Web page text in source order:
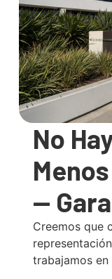
No
—
Creemos que
trabajamos